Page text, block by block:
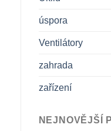
úspora
Ventilátory
zahrada
zařízení
NEJNOVĚJŠÍ